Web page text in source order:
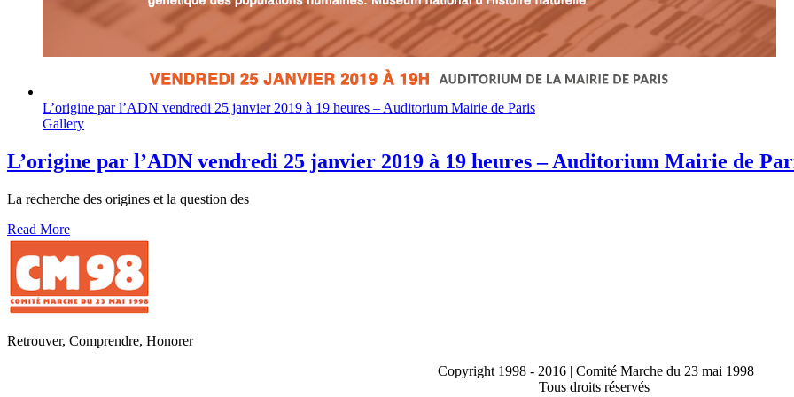
L’origine par l’ADN vendredi 25 janvier 2019 à 19 heures – Auditorium Mairie de Paris
Gallery
L’origine par l’ADN vendredi 25 janvier 2019 à 19 heures – Auditorium Mairie de
La recherche des origines et la question des
Read More
Retrouver, Comprendre, Honorer
Copyright 1998 - 2016 | Comité Marche du 23 mai 1998
Tous droits réservés